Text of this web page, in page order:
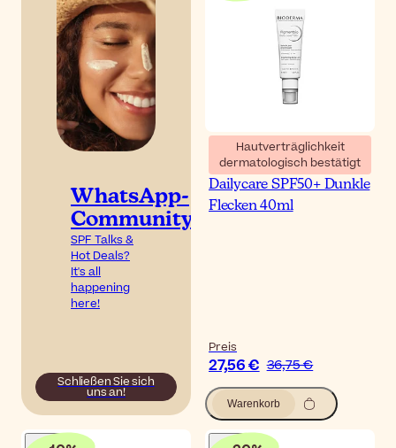
WhatsApp-
Community
SPF Talks &
Hot Deals?
It's all
happening
here!
Schließen Sie sich
uns an!
Hautverträglichkeit
dermatologisch bestätigt
Bioderma Pigmentbio
Dailycare SPF50+ Dunkle
Flecken 40ml
Preis
27,56 € 36,75 €
Warenkorb